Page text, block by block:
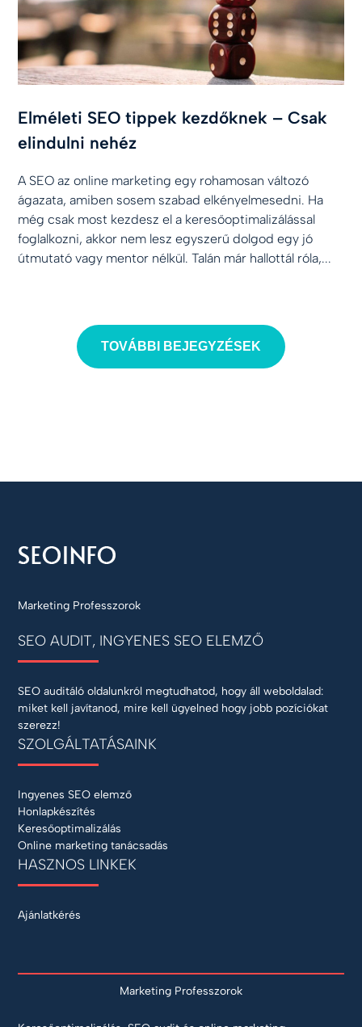
Elméleti SEO tippek kezdőknek – Csak
elindulni nehéz
A SEO az online marketing egy rohamosan változó
ágazata, amiben sosem szabad elkényelmesedni. Ha
még csak most kezdesz el a keresőoptimalizálással
foglalkozni, akkor nem lesz egyszerű dolgod egy jó
útmutató vagy mentor nélkül. Talán már hallottál róla,...
TOVÁBBI BEJEGYZÉSEK
Marketing Professzorok
SEO AUDIT, INGYENES SEO ELEMZŐ
SEO auditáló oldalunkról megtudhatod, hogy áll weboldalad:
miket kell javítanod, mire kell ügyelned hogy jobb pozíciókat
szerezz!
SZOLGÁLTATÁSAINK
Ingyenes SEO elemző
Honlapkészítés
Keresőoptimalizálás
Online marketing tanácsadás
HASZNOS LINKEK
Ajánlatkérés
Marketing Professzorok